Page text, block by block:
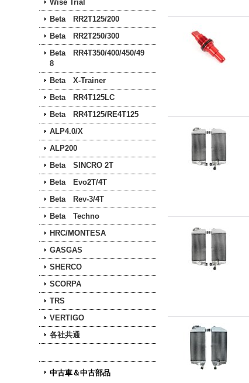
Wise Trial
Beta RR2T125/200
Beta RR2T250/300
Beta RR4T350/400/450/49
8
Beta X-Trainer
Beta RR4T125LC
Beta RR4T125/RE4T125
ALP4.0/X
ALP200
Beta SINCRO 2T
Beta Evo2T/4T
Beta Rev-3/4T
Beta Techno
HRC/MONTESA
GASGAS
SHERCO
SCORPA
TRS
VERTIGO
各社共通
中古車＆中古部品